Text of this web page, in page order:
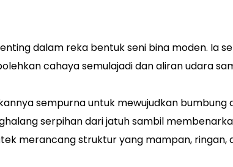
dalam reka bentuk seni bina moden. Ia
cahaya semulajadi dan aliran udara
sempurna untuk mewujudkan bumbung
serpihan dari jatuh sambil
merancang struktur yang mampan, ringan,